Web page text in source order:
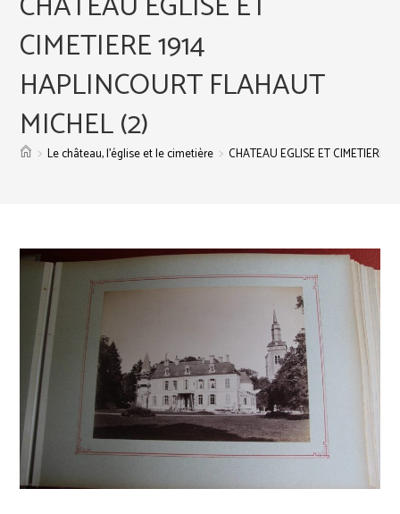
CIMETIERE 1914
HAPLINCOURT FLAHAUT
MICHEL (2)
> Le château, l’église et le cimetière > CHATEAU EGLISE ET CIMETIERE